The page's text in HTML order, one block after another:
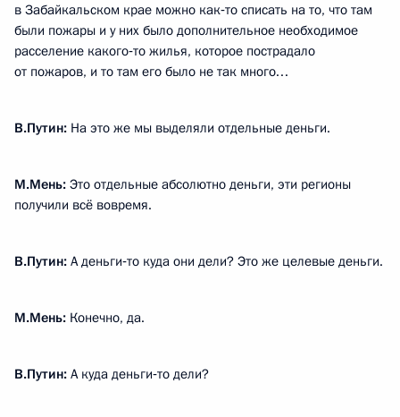
в Забайкальском крае можно как‑то списать на то, что там
были пожары и у них было дополнительное необходимое
расселение какого‑то жилья, которое пострадало
от пожаров, и то там его было не так много…
В.Путин: На это же мы выделяли отдельные деньги.
М.Мень: Это отдельные абсолютно деньги, эти регионы
получили всё вовремя.
В.Путин: А деньги‑то куда они дели? Это же целевые деньги.
М.Мень: Конечно, да.
В.Путин: А куда деньги‑то дели?